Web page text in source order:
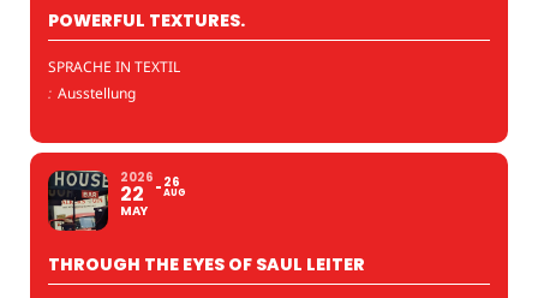
POWERFUL TEXTURES.
SPRACHE IN TEXTIL
: Ausstellung
2026
22
MAY
26
AUG
THROUGH THE EYES OF SAUL LEITER